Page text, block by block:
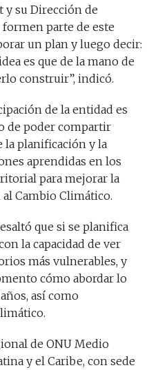
y su Dirección de
parte de este
un plan y luego decir:
es que de la mano de
construir”, indicó.
de la entidad es
de poder compartir
la planificación y la
aprendidas en los
para mejorar la
Cambio Climático.
que si se planifica
la capacidad de ver
más vulnerables, y
cómo abordar lo
así como
de ONU Medio
y el Caribe, con sede